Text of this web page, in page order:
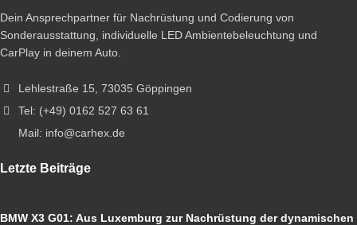
Dein Ansprechpartner für Nachrüstung und Codierung von
Sonderausstattung, individuelle LED Ambientebeleuchtung und
CarPlay in deinem Auto.
Lehlestraße 15, 73035 Göppingen
Tel: (+49) 0162 527 63 61
Mail: info@carhex.de
Letzte Beiträge
BMW X3 G01: Aus Luxemburg zur Nachrüstung der dynamischen